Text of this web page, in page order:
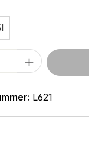
Anzahl:
L621